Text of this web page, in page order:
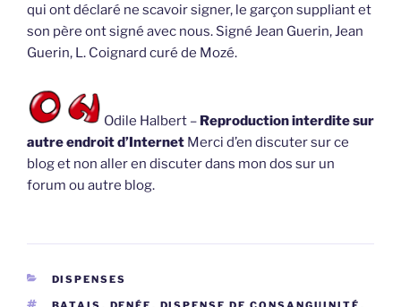
qui ont déclaré ne scavoir signer, le garçon suppliant et
son père ont signé avec nous. Signé Jean Guerin, Jean
Guerin, L. Coignard curé de Mozé.
Odile Halbert – Reproduction interdite sur
autre endroit d’Internet Merci d’en discuter sur ce
blog et non aller en discuter dans mon dos sur un
forum ou autre blog.
CATÉGORIES
DISPENSES
ÉTIQUETTES